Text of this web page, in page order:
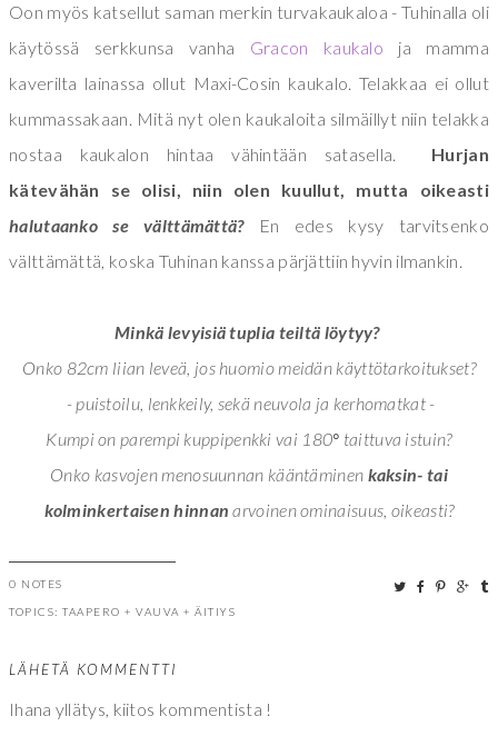
Oon myös katsellut saman merkin turvakaukaloa - Tuhinalla oli
käytössä serkkunsa vanha Gracon kaukalo ja mamma
kaverilta lainassa ollut Maxi-Cosin kaukalo. Telakkaa ei ollut
kummassakaan. Mitä nyt olen kaukaloita silmäillyt niin telakka
nostaa kaukalon hintaa vähintään satasella. Hurjan
kätevähän se olisi, niin olen kuullut, mutta oikeasti
halutaanko se välttämättä?
En edes kysy tarvitsenko
välttämättä, koska Tuhinan kanssa pärjättiin hyvin ilmankin.
Minkä levyisiä tuplia teiltä löytyy?
Onko 82cm liian leveä, jos huomio meidän käyttötarkoitukset?
- puistoilu, lenkkeily, sekä neuvola ja kerhomatkat -
Kumpi on parempi kuppipenkki vai 180° taittuva istuin?
Onko kasvojen menosuunnan kääntäminen kaksin- tai
kolminkertaisen hinnan arvoinen ominaisuus, oikeasti?
0 NOTES
TOPICS: TAAPERO + VAUVA + ÄITIYS
LÄHETÄ KOMMENTTI
Ihana yllätys, kiitos kommentista !